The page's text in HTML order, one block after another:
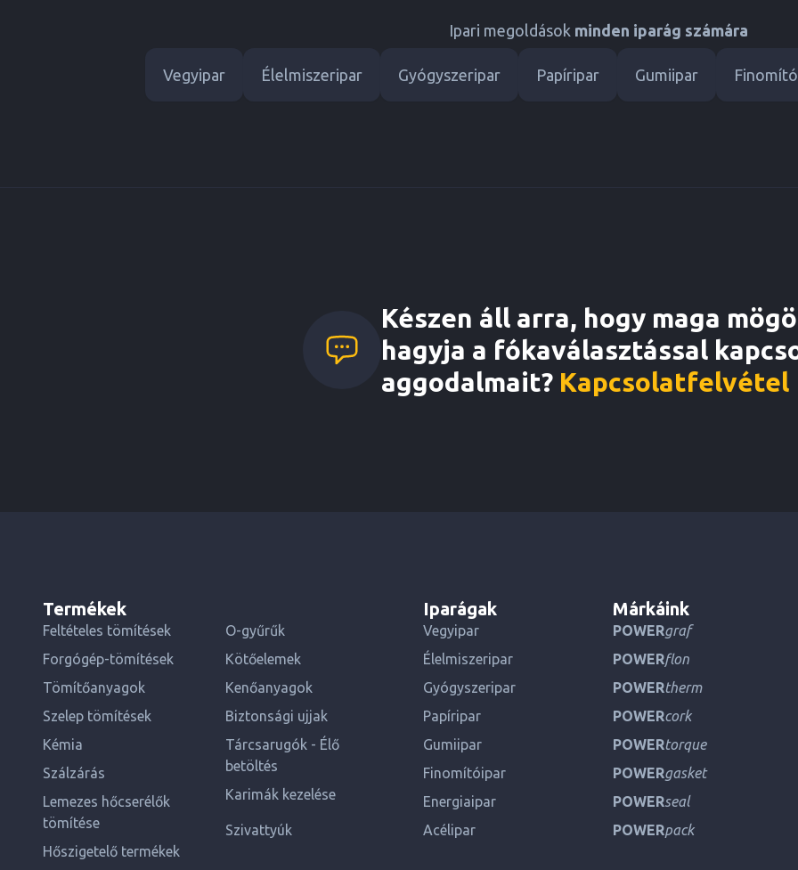
Ipari megoldások minden iparág számára
Vegyipar Élelmiszeripar Gyógyszeripar Papíripar Gumiipar
Készen áll arra, hogy maga
hagyja a fókaválasztással
aggodalmait? Kapcsolatfelvétel
Termékek
Feltételes tömítések
Forgógép-tömítések
Tömítőanyagok
Szelep tömítések
Kémia
Szálzárás
Lemezes hőcserélők
tömítése
Hőszigetelő termékek
O-gyűrűk
Kötőelemek
Kenőanyagok
Biztonsági ujjak
Tárcsarugók - Élő
betöltés
Karimák kezelése
Szivattyúk
Iparágak
Vegyipar
Élelmiszeripar
Gyógyszeripar
Papíripar
Gumiipar
Finomítóipar
Energiaipar
Acélipar
Márkáink
POWERgraf
POWERflon
POWERtherm
POWERcork
POWERtorque
POWERgasket
POWERseal
POWERpack